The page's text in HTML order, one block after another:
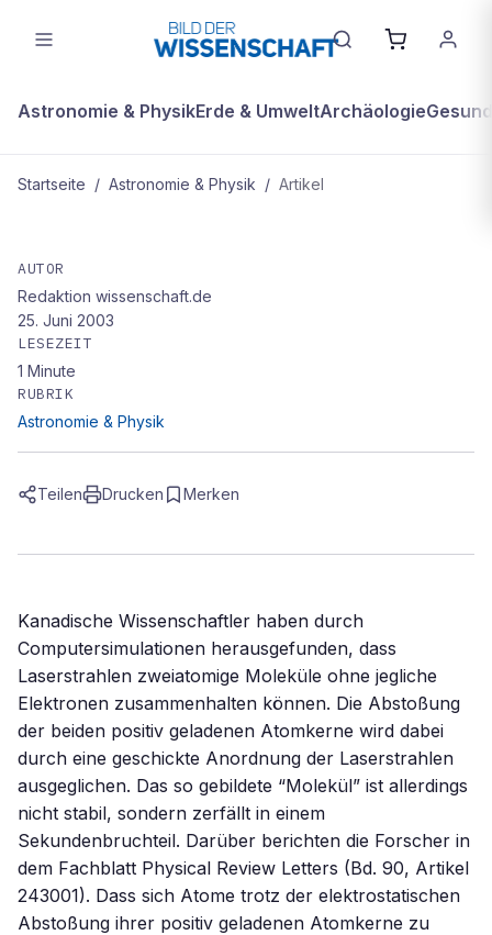
Astronomie & PhysikErde & UmweltArchäologie
Startseite / Astronomie & Physik / Artikel
Forscher: Laserstrahlen können zwei
nackte Atomkerne zusammenhalten
AUTOR
Redaktion wissenschaft.de
25. Juni 2003
LESEZEIT
1 Minute
RUBRIK
Astronomie & Physik
Teilen Drucken Merken
Kanadische Wissenschaftler haben durch
Computersimulationen herausgefunden, dass
Laserstrahlen zweiatomige Moleküle ohne jegliche
Elektronen zusammenhalten können. Die Abstoßung
der beiden positiv geladenen Atomkerne wird dabei
durch eine geschickte Anordnung der Laserstrahlen
ausgeglichen. Das so gebildete “Molekül” ist allerdings
nicht stabil, sondern zerfällt in einem
Sekundenbruchteil. Darüber berichten die Forscher in
dem Fachblatt Physical Review Letters (Bd. 90, Artikel
243001). Dass sich Atome trotz der elektrostatischen
Abstoßung ihrer positiv geladenen Atomkerne zu